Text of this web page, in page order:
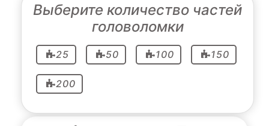
Выберите количество частей
головоломки
25 50 100 150
200